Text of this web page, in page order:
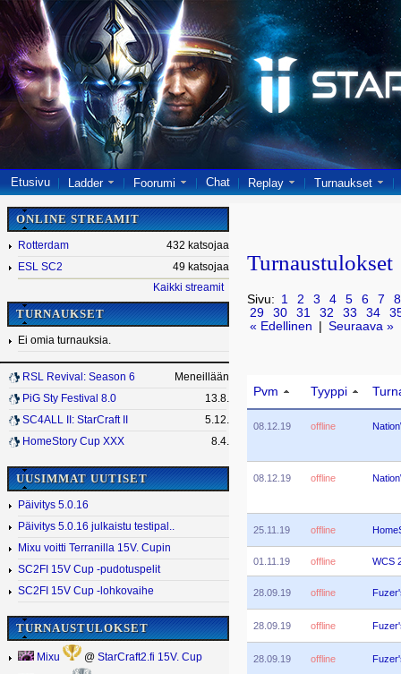
Etusivu Ladder Foorumi Chat Replay Turnaukset
ONLINE STREAMIT
Rotterdam
432 katsojaa
ESL SC2
49 katsojaa
Kaikki streamit
TURNAUKSET
Ei omia turnauksia.
RSL Revival: Season 6
Meneillään
PiG Sty Festival 8.0
13.8.
SC4ALL II: StarCraft II
5.12.
HomeStory Cup XXX
8.4.
UUSIMMAT UUTISET
Päivitys 5.0.16
Päivitys 5.0.16 julkaistu testipal..
Mixu voitti Terranilla 15V. Cupin
SC2FI 15V Cup -pudotuspelit
SC2FI 15V Cup -lohkovaihe
TURNAUSTULOKSET
Mixu @ StarCraft2.fi 15V. Cup
Turnaustulokset
Sivu: 1 2 3 4 5 6 7
8
29
30 31 32 33 34
« Edellinen
Seuraava »
Pvm Tyyppi
08.12.19 offline
08.12.19 offline
25.11.19 offline
01.11.19 offline WCS
28.09.19 offline
28.09.19 offline
28.09.19 offline